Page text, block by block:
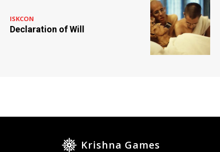
ISKCON
Declaration of Will
Krishna Games